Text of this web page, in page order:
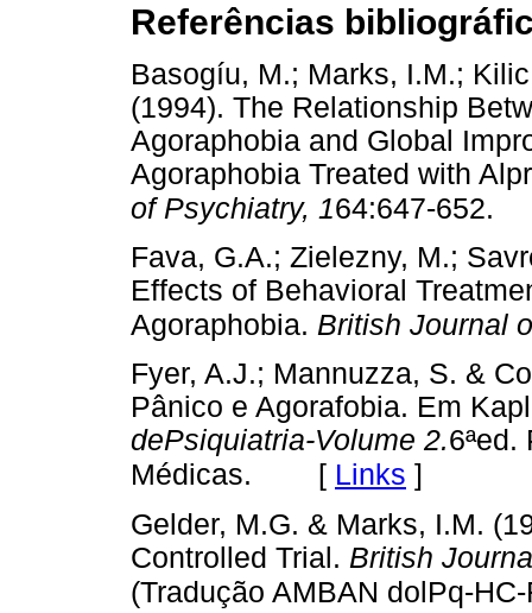
Referências
Basogíu, M.; Marks, I.M.;
(1994). The Relationship
Agoraphobia and Global
Agoraphobia Treated with
of Psychiatry, 164:647-652.
Fava, G.A.; Zielezny, M.;
Effects of Behavioral
Agoraphobia. British Journal
Fyer, A.J.; Mannuzza, S. &
Pânico e Agorafobia. Em
dePsiquiatria-Volume 2.6ªed.
Médicas. [ Links ]
Gelder, M.G. & Marks, I.M.
Controlled Trial. British
(Tradução AMBAN dolPq-